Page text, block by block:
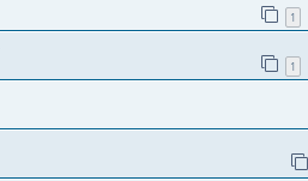
1
1